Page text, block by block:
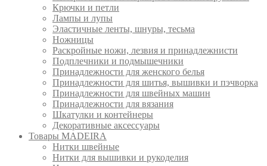
Крючки и петли
Лампы и лупы
Эластичные ленты, шнуры, тесьма
Ножницы
Раскройные ножи, лезвия и принадлежнисти
Подплечники и подмышечники
Принадлежности для женского белья
Принадлежности для шитья, вышивки и пэчворка
Принадлежности для швейных машин
Принадлежности для вязания
Шкатулки и контейнеры
Декоративные аксессуары
Товары MADEIRA
Нитки швейные
Нитки для вышивки и рукоделия